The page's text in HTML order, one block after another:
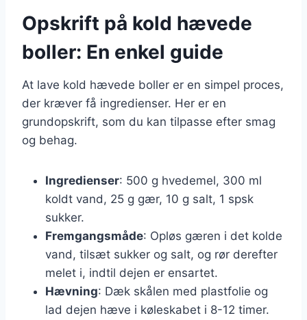
Opskrift på kold hævede
boller: En enkel guide
At lave kold hævede boller er en simpel proces,
der kræver få ingredienser. Her er en
grundopskrift, som du kan tilpasse efter smag
og behag.
Ingredienser: 500 g hvedemel, 300 ml
koldt vand, 25 g gær, 10 g salt, 1 spsk
sukker.
Fremgangsmåde: Opløs gæren i det kolde
vand, tilsæt sukker og salt, og rør derefter
melet i, indtil dejen er ensartet.
Hævning: Dæk skålen med plastfolie og
lad dejen hæve i køleskabet i 8-12 timer.